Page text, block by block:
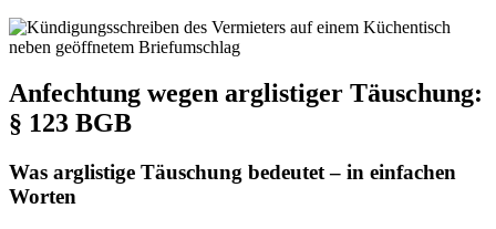
Anfechtung wegen arglistiger Täuschung:
§ 123 BGB
Was arglistige Täuschung bedeutet – in einfachen
Worten